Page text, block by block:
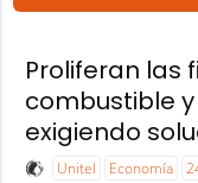
Proliferan las
combustible
exigiendo
Unitel Economía